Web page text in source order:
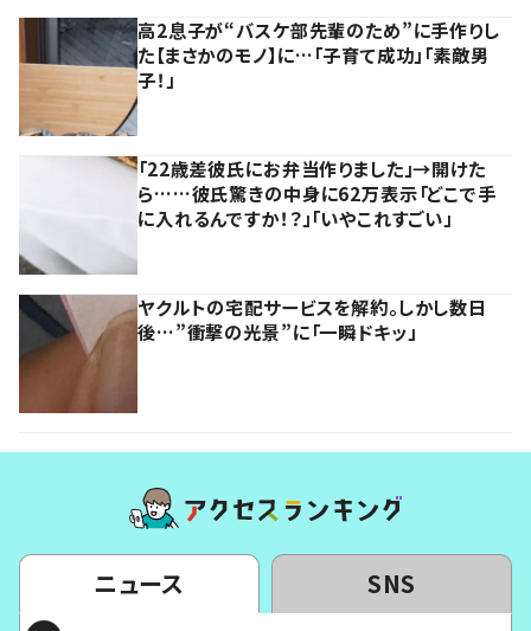
高2息子が“バスケ部先輩のため”に手作りし
た【まさかのモノ】に…「子育て成功」「素敵男
子！」
「22歳差彼氏にお弁当作りました」→開けた
ら……彼氏驚きの中身に62万表示「どこで手
に入れるんですか！？」「いやこれすごい」
ヤクルトの宅配サービスを解約。しかし数日
後…”衝撃の光景”に「一瞬ドキッ」
ニュース SNS